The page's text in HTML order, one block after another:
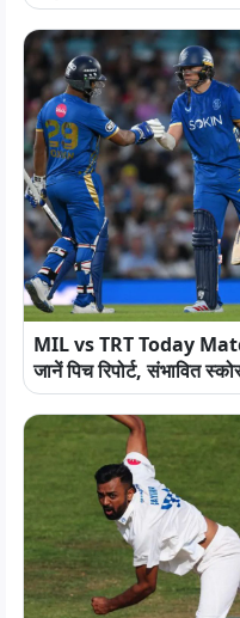
MIL vs TRT Today
जानें पिच रिपोर्ट, संभावित